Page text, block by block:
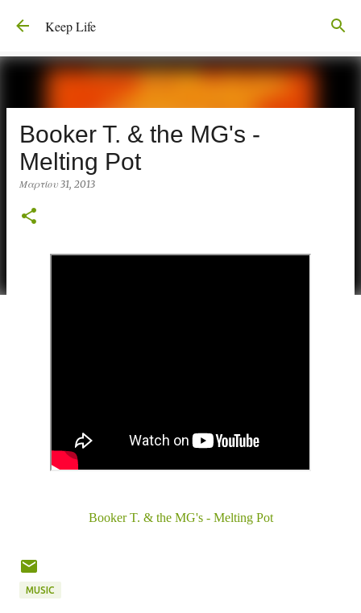
Μετάβαση στο κύριο περιεχόμενο
Keep Life
Booker T. & the MG's -
Melting Pot
Μαρτίου 31, 2013
Booker T. & the MG's - Melting Pot
MUSIC